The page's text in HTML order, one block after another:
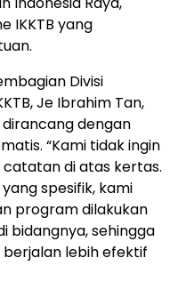
IKKTB yang
Divisi
Je Ibrahim Tan,
dengan
“Kami tidak ingin
di atas kertas.
spesifik, kami
program dilakukan
bidangnya, sehingga
lebih efektif